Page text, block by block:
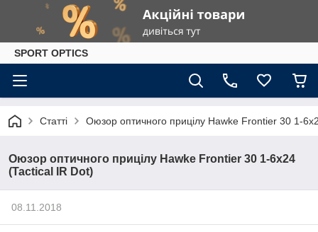
SPORT OPTICS
Статті Оюзор оптичного прицілу Hawke Frontier 30 1-
Оюзор оптичного прицілу Hawke Frontier 30 1-6x24
(Tactical IR Dot)
08.11.2018